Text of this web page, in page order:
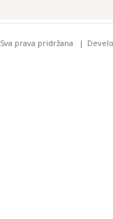
Sva prava pridržana